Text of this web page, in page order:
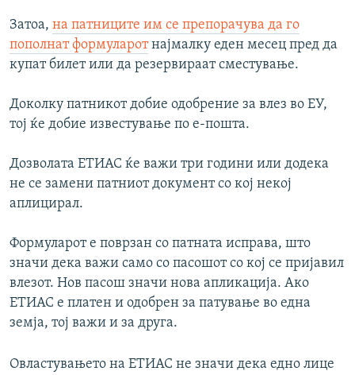
Затоа, на патниците им се препорачува да го
пополнат формуларотнајмалку еден месец пред да
купат билет или да резервираат сместување.
Доколку патникот добие одобрение за влез во ЕУ,
тој ќе добие известување по е-пошта.
Дозволата ЕТИАС ќе важи три години или додека
не се замени патниот документ со кој некој
аплицирал.
Формуларот е поврзан со патната исправа, што
значи дека важи само со пасошот со кој се пријавил
влезот. Нов пасош значи нова апликација. Ако
ЕТИАС е платен и одобрен за патување во една
земја, тој важи и за друга.
Овластувањето на ЕТИАС не значи дека едно лице